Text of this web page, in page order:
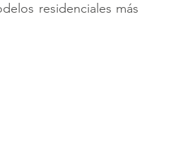
residenciales más